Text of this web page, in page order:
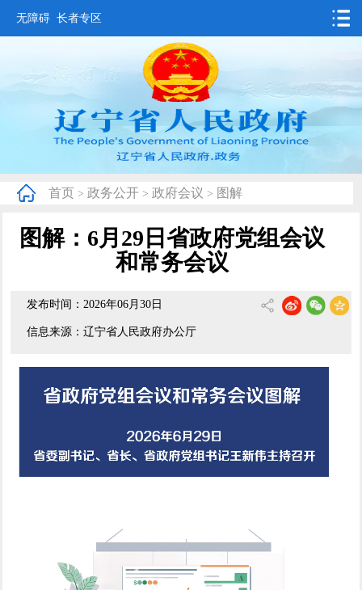
无障碍 长者专区
要闻动态
政务公开
互动交流
数据发布
首页 > 政务公开 > 政府会议 > 图解
图解：6月29日省政府党组会议
和常务会议
发布时间：2026年06月30日
信息来源：辽宁省人民政府办公厅